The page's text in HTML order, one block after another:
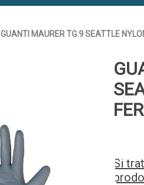
GUANTI MAURER TG.9 SEATTLE
Si